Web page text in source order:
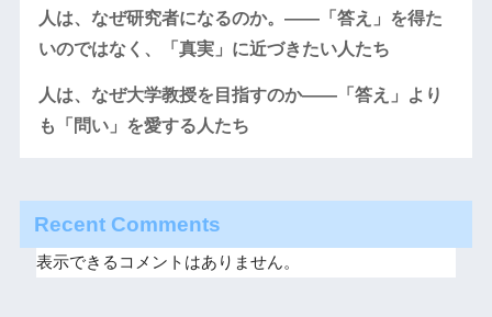
人は、なぜ研究者になるのか。――「答え」を得た
いのではなく、「真実」に近づきたい人たち
人は、なぜ大学教授を目指すのか――「答え」より
も「問い」を愛する人たち
Recent Comments
表示できるコメントはありません。